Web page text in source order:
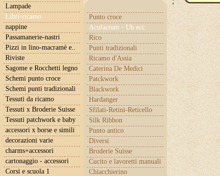
Lampade
Libri-ricamo
Punto croce
Acufactum - Ub ecc
Rico
Punti tradizionali
Ricamo d'Assia
Caterina De Medici
Patckwork
Blackwork
Hardanger
Sfilati-Retini-Reticello
Silk Ribbon
Punto antico
Diversi
Broderie Suisse
Cucito e lavoretti manuali
Chiacchierino
nappine
Passamanerie-nastri
Pizzi in lino-macramè e..
Riviste
Sagome e Rocchetti legno
Schemi punto croce
Schemi punti tradizionali
Tessuti da ricamo
Tessuti x Broderie Suisse
Tessuti patchwork e baby
accessori x borse e simili
decorazioni varie
charms+accessori
cartonaggio - accessori
Corsi e scuola 1
stagione